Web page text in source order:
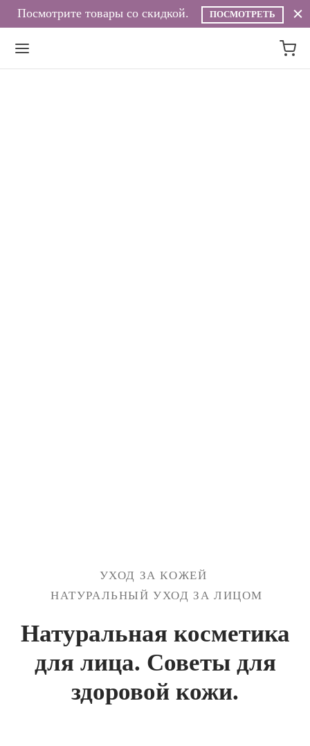
Посмотрите товары со скидкой. ПОСМОТРЕТЬ
УХОД ЗА КОЖЕЙ
НАТУРАЛЬНЫЙ УХОД ЗА ЛИЦОМ
Натуральная косметика
для лица. Советы для
здоровой кожи.